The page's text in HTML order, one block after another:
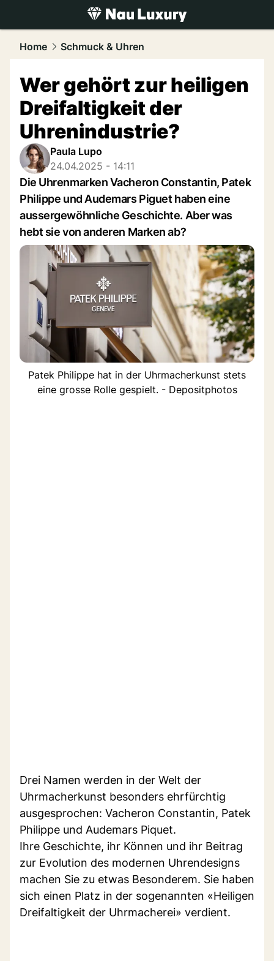
luxury.NAU.ch
Home Schmuck & Uhren
Wer gehört zur heiligen
Dreifaltigkeit der
Uhrenindustrie?
Paula Lupo
24.04.2025 - 14:11
Die Uhrenmarken Vacheron Constantin, Patek
Philippe und Audemars Piguet haben eine
aussergewöhnliche Geschichte. Aber was
hebt sie von anderen Marken ab?
Patek Philippe hat in der Uhrmacherkunst stets
eine grosse Rolle gespielt. - Depositphotos
Drei Namen werden in der Welt der
Uhrmacherkunst besonders ehrfürchtig
ausgesprochen: Vacheron Constantin, Patek
Philippe und Audemars Piquet.
Ihre Geschichte, ihr Können und ihr Beitrag
zur Evolution des modernen Uhrendesigns
machen Sie zu etwas Besonderem. Sie haben
sich einen Platz in der sogenannten «Heiligen
Dreifaltigkeit der Uhrmacherei» verdient.